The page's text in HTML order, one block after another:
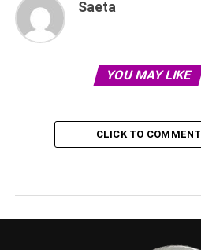
Saeta
YOU MAY LIKE
CLICK TO COMMENT